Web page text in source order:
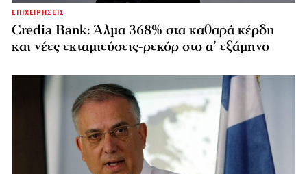
ΕΠΙΧΕΙΡΗΣΕΙΣ
Credia Bank: Άλμα 368% στα καθαρά κέρδη
και νέες εκταμιεύσεις-ρεκόρ στο α’ εξάμηνο